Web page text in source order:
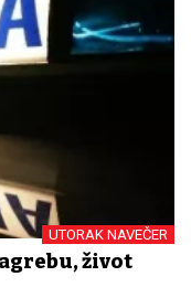
UTORAK NAVEČER
život